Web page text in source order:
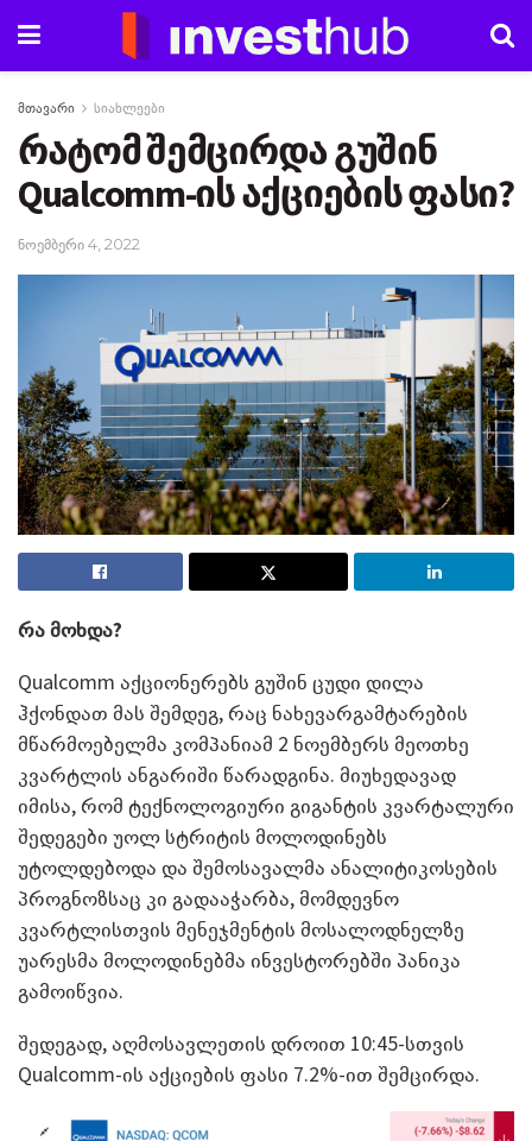
მთავარი სიახლეები
რატომ შემცირდა გუშინ
Qualcomm-ის აქციების ფასი?
ნოემბერი 4, 2022
რა მოხდა?
Qualcomm აქციონერებს გუშინ ცუდი დილა
ჰქონდათ მას შემდეგ, რაც ნახევარგამტარების
მწარმოებელმა კომპანიამ 2 ნოემბერს მეოთხე
კვარტლის ანგარიში წარადგინა. მიუხედავად
იმისა, რომ ტექნოლოგიური გიგანტის კვარტალური
შედეგები უოლ სტრიტის მოლოდინებს
უტოლდებოდა და შემოსავალმა ანალიტიკოსების
პროგნოზსაც კი გადააჭარბა, მომდევნო
კვარტლისთვის მენეჯმენტის მოსალოდნელზე
უარესმა მოლოდინებმა ინვესტორებში პანიკა
გამოიწვია.
შედეგად, აღმოსავლეთის დროით 10:45-სთვის
Qualcomm-ის აქციების ფასი 7.2%-ით შემცირდა.